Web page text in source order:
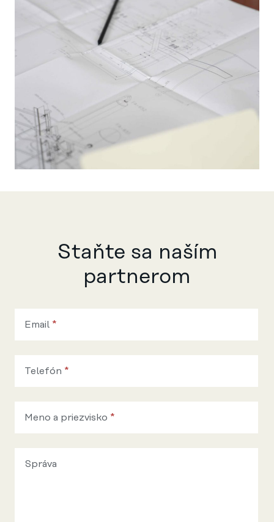
Staňte sa naším
partnerom
potrebujete
poradiť?
Email *
Telefón *
Meno a priezvisko *
Správa